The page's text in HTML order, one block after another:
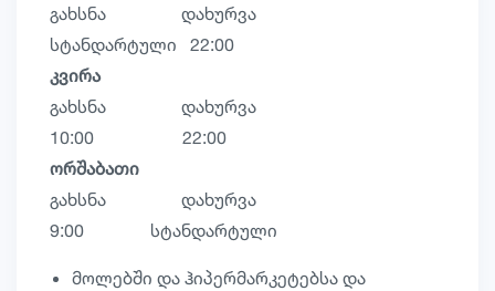
გახსნა დახურვა
სტანდარტული 22:00
კვირა
გახსნა დახურვა
10:00 22:00
ორშაბათი
გახსნა დახურვა
9:00 სტანდარტული
მოლებში და ჰიპერმარკეტებსა და